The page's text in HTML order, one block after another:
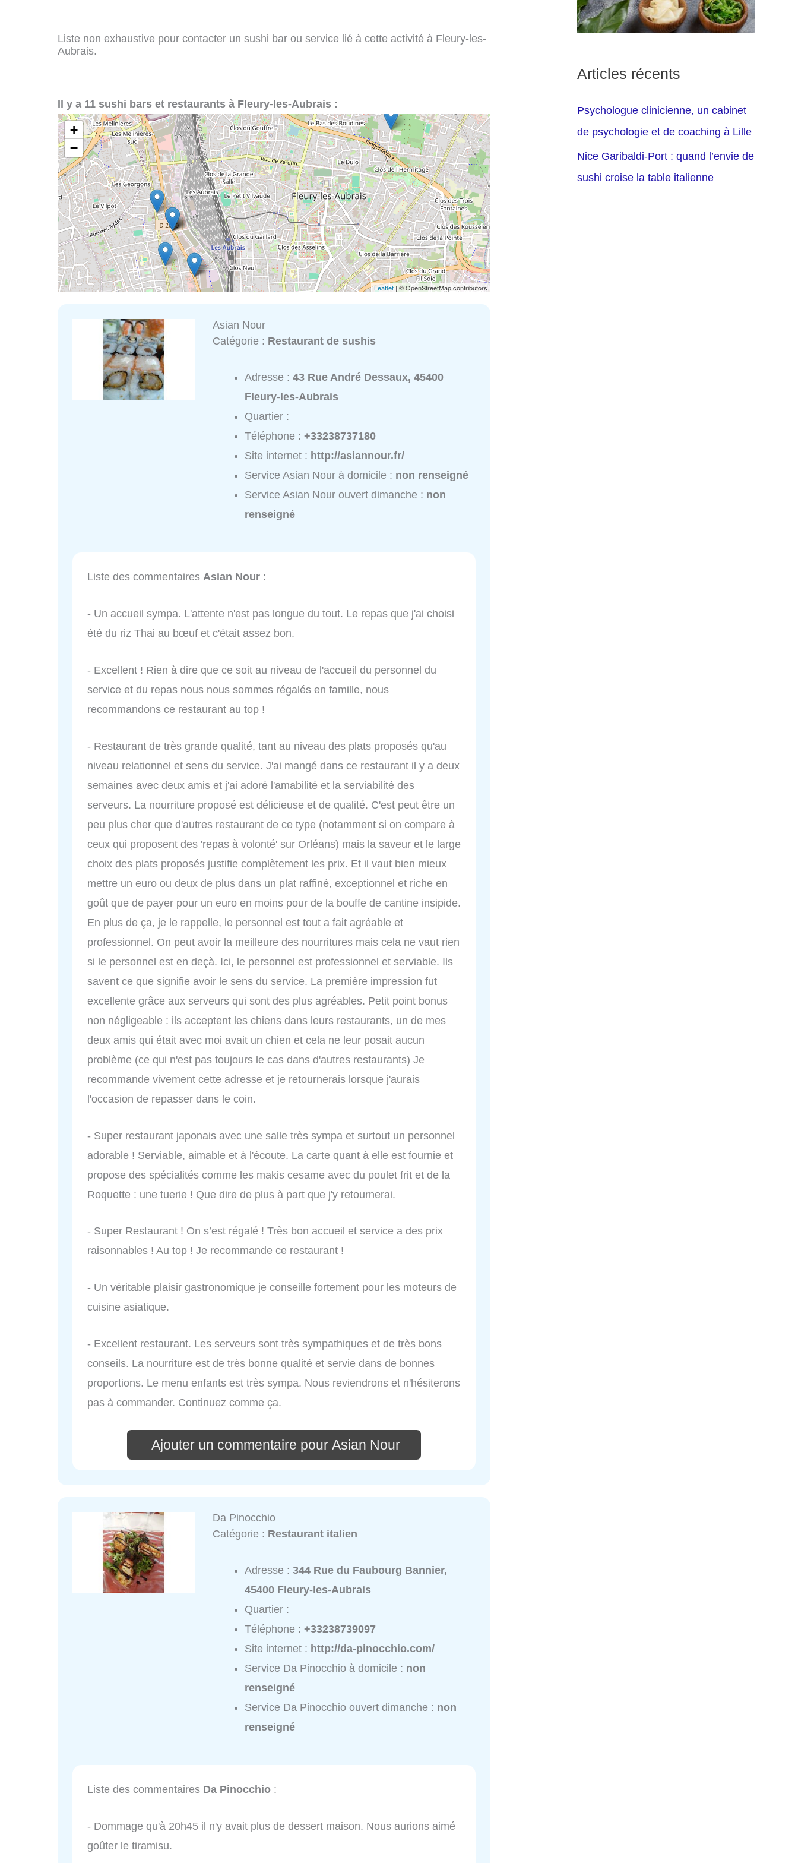
Liste non exhaustive pour contacter un sushi bar ou service lié à cette activité à Fleury-les-
Aubrais.
Il y a 11 sushi bars et restaurants à Fleury-les-Aubrais :
+
−
Leaflet | © OpenStreetMap contributors
Asian Nour
Catégorie : Restaurant de sushis
Adresse :43 Rue André Dessaux, 45400
Fleury-les-Aubrais
Quartier :
Téléphone :+33238737180
Site internet : http://asiannour.fr/
Service Asian Nour à domicile : non renseigné
Service Asian Nour ouvert dimanche : non
renseigné
Liste des commentaires Asian Nour :
- Un accueil sympa. L'attente n'est pas longue du tout. Le repas que j'ai choisi
été du riz Thai au bœuf et c'était assez bon.
- Excellent ! Rien à dire que ce soit au niveau de l'accueil du personnel du
service et du repas nous nous sommes régalés en famille, nous
recommandons ce restaurant au top !
- Restaurant de très grande qualité, tant au niveau des plats proposés qu'au
niveau relationnel et sens du service. J'ai mangé dans ce restaurant il y a deux
semaines avec deux amis et j'ai adoré l'amabilité et la serviabilité des
serveurs. La nourriture proposé est délicieuse et de qualité. C'est peut être un
peu plus cher que d'autres restaurant de ce type (notamment si on compare à
ceux qui proposent des 'repas à volonté' sur Orléans) mais la saveur et le large
choix des plats proposés justifie complètement les prix. Et il vaut bien mieux
mettre un euro ou deux de plus dans un plat raffiné, exceptionnel et riche en
goût que de payer pour un euro en moins pour de la bouffe de cantine insipide.
En plus de ça, je le rappelle, le personnel est tout a fait agréable et
professionnel. On peut avoir la meilleure des nourritures mais cela ne vaut rien
si le personnel est en deçà. Ici, le personnel est professionnel et serviable. Ils
savent ce que signifie avoir le sens du service. La première impression fut
excellente grâce aux serveurs qui sont des plus agréables. Petit point bonus
non négligeable : ils acceptent les chiens dans leurs restaurants, un de mes
deux amis qui était avec moi avait un chien et cela ne leur posait aucun
problème (ce qui n'est pas toujours le cas dans d'autres restaurants) Je
recommande vivement cette adresse et je retournerais lorsque j'aurais
l'occasion de repasser dans le coin.
- Super restaurant japonais avec une salle très sympa et surtout un personnel
adorable ! Serviable, aimable et à l'écoute. La carte quant à elle est fournie et
propose des spécialités comme les makis cesame avec du poulet frit et de la
Roquette : une tuerie ! Que dire de plus à part que j'y retournerai.
- Super Restaurant ! On s’est régalé ! Très bon accueil et service a des prix
raisonnables ! Au top ! Je recommande ce restaurant !
- Un véritable plaisir gastronomique je conseille fortement pour les moteurs de
cuisine asiatique.
- Excellent restaurant. Les serveurs sont très sympathiques et de très bons
conseils. La nourriture est de très bonne qualité et servie dans de bonnes
proportions. Le menu enfants est très sympa. Nous reviendrons et n'hésiterons
pas à commander. Continuez comme ça.
Ajouter un commentaire pour Asian Nour
Da Pinocchio
Catégorie : Restaurant italien
Adresse :344 Rue du Faubourg Bannier,
45400 Fleury-les-Aubrais
Quartier :
Téléphone :+33238739097
Site internet : http://da-pinocchio.com/
Service Da Pinocchio à domicile : non
renseigné
Service Da Pinocchio ouvert dimanche : non
renseigné
Liste des commentaires Da Pinocchio :
- Dommage qu'à 20h45 il n'y avait plus de dessert maison. Nous aurions aimé
goûter le tiramisu.
Articles récents
Psychologue clinicienne, un cabinet
de psychologie et de coaching à Lille
Nice Garibaldi-Port : quand l’envie de
sushi croise la table italienne